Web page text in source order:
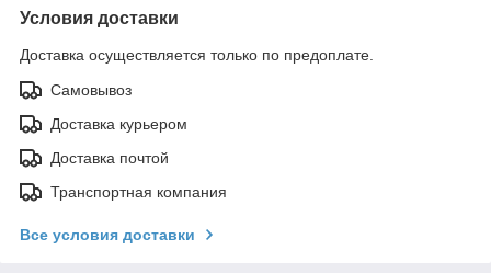
Условия доставки
Доставка осуществляется только по предоплате.
Самовывоз
Доставка курьером
Доставка почтой
Транспортная компания
Все условия доставки